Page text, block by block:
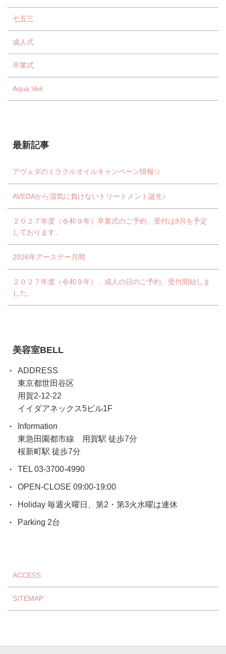
七五三
成人式
卒業式
Aqua Veil
最新記事
アヴェダのミラクルオイルキャンペーン情報☆
AVEDAから湿気に負けないトリートメント誕生♪
２０２７年度（令和９年）卒業式のご予約、受付は8月を予定
しております。
2026年アースデー月間
２０２７年度（令和９年）、成人の日のご予約、受付開始しま
した。
美容室BELL
ADDRESS
東京都世田谷区
用賀2-12-22
イイダアネックス5ビル1F
Information
東急田園都市線 用賀駅 徒歩7分
桜新町駅 徒歩7分
TEL 03-3700-4990
OPEN-CLOSE 09:00-19:00
Holiday 毎週火曜日、第2・第3火水曜は連休
Parking 2台
ACCESS
SITEMAP